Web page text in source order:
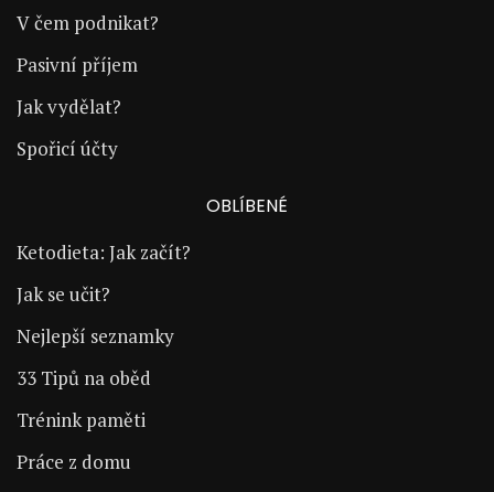
V čem podnikat?
Pasivní příjem
Jak vydělat?
Spořicí účty
OBLÍBENÉ
Ketodieta: Jak začít?
Jak se učit?
Nejlepší seznamky
33 Tipů na oběd
Trénink paměti
Práce z domu